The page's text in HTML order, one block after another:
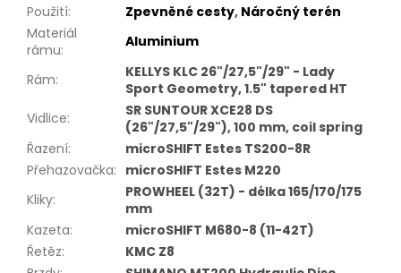
Použití: Zpevněné cesty, Náročný terén
Materiál
rámu: Aluminium
Rám:
KELLYS KLC 26"/27,5"/29" - Lady
Sport Geometry, 1.5" tapered HT
Vidlice:
SR SUNTOUR XCE28 DS
(26"/27,5"/29"), 100 mm, coil spring
Řazení:
microSHIFT Estes TS200-8R
Přehazovačka: microSHIFT Estes M220
Kliky:
PROWHEEL (32T) - délka 165/170/175
mm
Kazeta:
microSHIFT M680-8 (11-42T)
Řetěz:
KMC Z8